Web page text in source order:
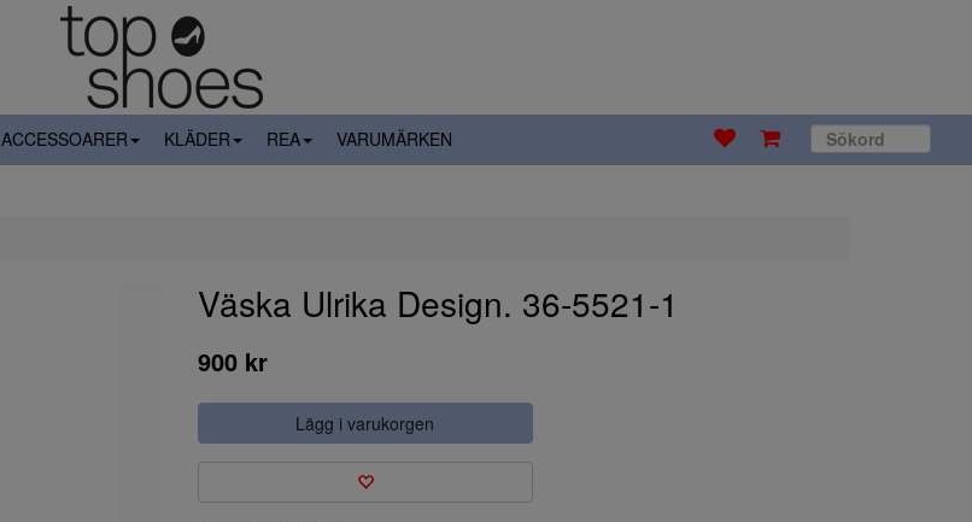
ACCESSOARER KLÄDER REA VARUMÄRKEN
Väska Ulrika Design. 36-5521-1
900 kr
Lägg i varukorgen